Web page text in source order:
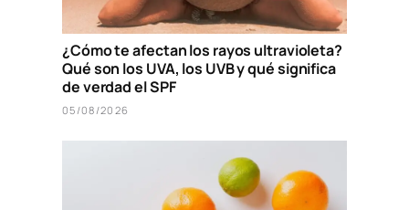
¿Cómo te afectan los rayos ultravioleta?
Qué son los UVA, los UVB y qué significa
de verdad el SPF
05/08/2026